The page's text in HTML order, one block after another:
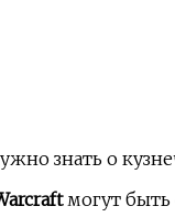
знать о
могут быть